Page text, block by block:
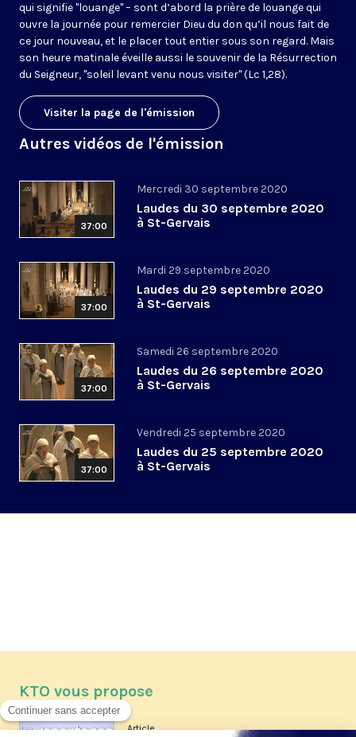
qui signifie "louange" – sont d’abord la prière de louange qui
ouvre la journée pour remercier Dieu du don qu’il nous fait de
ce jour nouveau, et le placer tout entier sous son regard. Mais
son heure matinale éveille aussi le souvenir de la Résurrection
du Seigneur, "soleil levant venu nous visiter" (Lc 1,28).
Visiter la page de l'émission
Autres vidéos de l'émission
37:00
Mercredi 30 septembre 2020
Laudes du 30 septembre 2020
à St-Gervais
37:00
Mardi 29 septembre 2020
Laudes du 29 septembre 2020
à St-Gervais
37:00
Samedi 26 septembre 2020
Laudes du 26 septembre 2020
à St-Gervais
37:00
Vendredi 25 septembre 2020
Laudes du 25 septembre 2020
à St-Gervais
KTO vous propose
Article